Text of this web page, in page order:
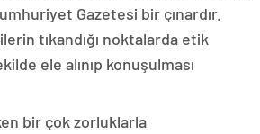
Gazetesi bir çınardır.
tıkandığı noktalarda etik
ele alınıp konuşulması
bir çok zorluklarla